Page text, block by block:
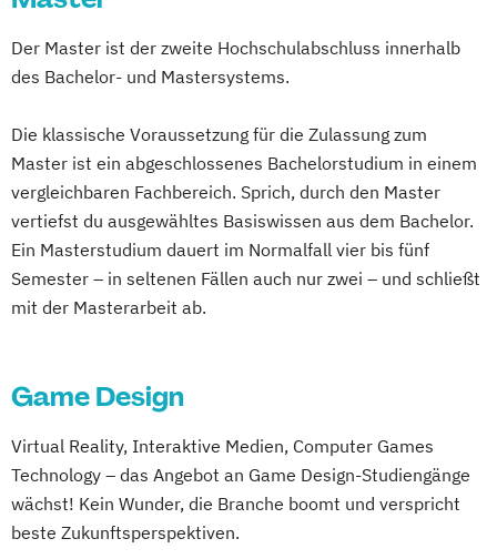
Der Master ist der zweite Hochschulabschluss innerhalb
des Bachelor- und Mastersystems.
Die klassische Voraussetzung für die Zulassung zum
Master ist ein abgeschlossenes Bachelorstudium in einem
vergleichbaren Fachbereich. Sprich, durch den Master
vertiefst du ausgewähltes Basiswissen aus dem Bachelor.
Ein Masterstudium dauert im Normalfall vier bis fünf
Semester – in seltenen Fällen auch nur zwei – und schließt
mit der Masterarbeit ab.
Game Design
Virtual Reality, Interaktive Medien, Computer Games
Technology – das Angebot an Game Design-Studiengänge
wächst! Kein Wunder, die Branche boomt und verspricht
beste Zukunftsperspektiven.